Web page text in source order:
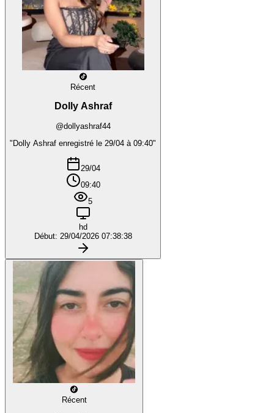
Récent
Dolly Ashraf
@dollyashraf44
"Dolly Ashraf enregistré le 29/04 à 09:40"
29/04
09:40
5
hd
Début: 29/04/2026 07:38:38
Récent